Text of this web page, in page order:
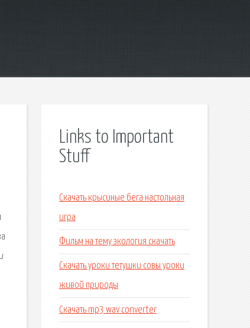
Links to Important
Stuff
Скачать крысиные бега настольная
игра
Фильм на тему экология скачать
Скачать уроки тетушки совы уроки
живой природы
Скачать mp3 wav converter